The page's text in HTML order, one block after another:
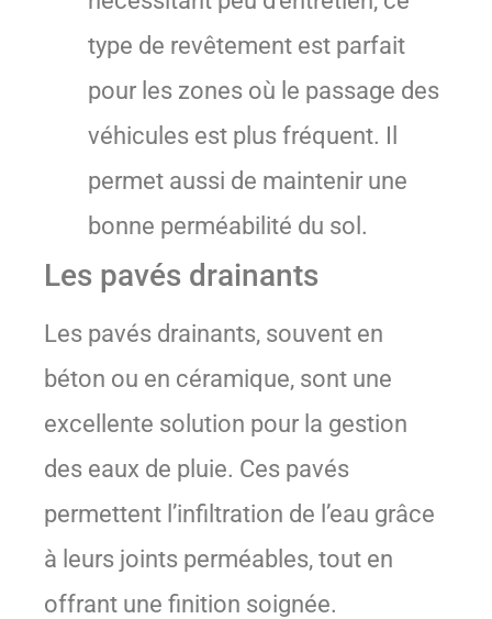
type de revêtement est parfait
pour les zones où le passage des
véhicules est plus fréquent. Il
permet aussi de maintenir une
bonne perméabilité du sol.
Les pavés drainants
Les pavés drainants, souvent en
béton ou en céramique, sont une
excellente solution pour la gestion
des eaux de pluie. Ces pavés
permettent l’infiltration de l’eau grâce
à leurs joints perméables, tout en
offrant une finition soignée.